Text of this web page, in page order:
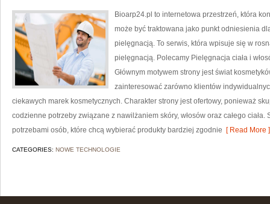
Bioarp24.pl to internetowa przestrzeń, która
może być traktowana jako punkt odniesienia
pielęgnacją. To serwis, która wpisuje się w
pielęgnacją. Polecamy Pielęgnacja ciała i
Głównym motywem strony jest świat
zainteresować zarówno klientów
ciekawych marek kosmetycznych. Charakter strony jest ofertowy, ponieważ
codzienne potrzeby związane z nawilżaniem skóry, włosów oraz całego
potrzebami osób, które chcą wybierać produkty bardziej zgodnie [ Read More ]
CATEGORIES: NOWE TECHNOLOGIE